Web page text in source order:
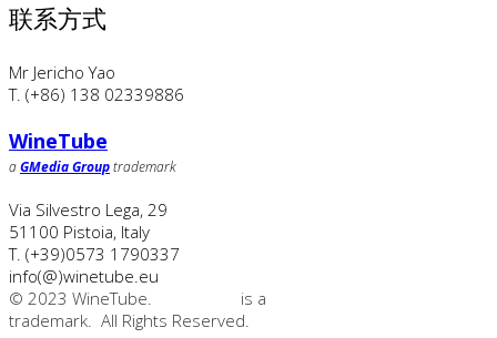
联系方式
Mr Jericho Yao
T. (+86) 138 02339886
WineTube
aGMedia Grouptrademark
Via Silvestro Lega, 29
51100 Pistoia, Italy
T. (+39)0573 1790337
info(@)winetube.eu
© 2023 WineTube.
is a
trademark. All Rights Reserved.